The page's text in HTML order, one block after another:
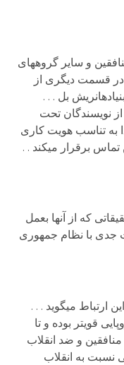
و سایر گروه­های
قسمت دیگری از
بل . . .
نویسندگان تحت
به تناسب هویت کاری
برقرار می­کند . .
که از آنها بعمل
جدی با نظام جمهوری
ارتباط می­گوید . . .
قوی­تر بوده و تا
منافقین و ضد انقلاب
نسبت به انقلاب